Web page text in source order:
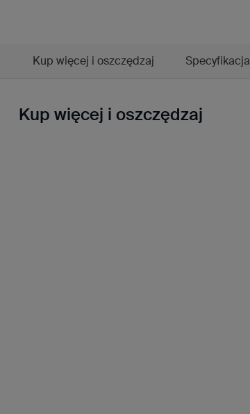
Kup więcej i oszczędzaj Specyfikacja
Kup więcej i oszczędzaj